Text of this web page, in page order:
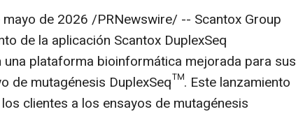
de 2026 /PRNewswire/ -- Scantox Group
de la aplicación Scantox DuplexSeq
una plataforma bioinformática mejorada para sus
de mutagénesis DuplexSeq™. Este lanzamiento
clientes a los ensayos de mutagénesis